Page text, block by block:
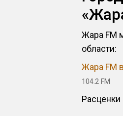
Жара FM
области:
Жара FM
104.2 FM